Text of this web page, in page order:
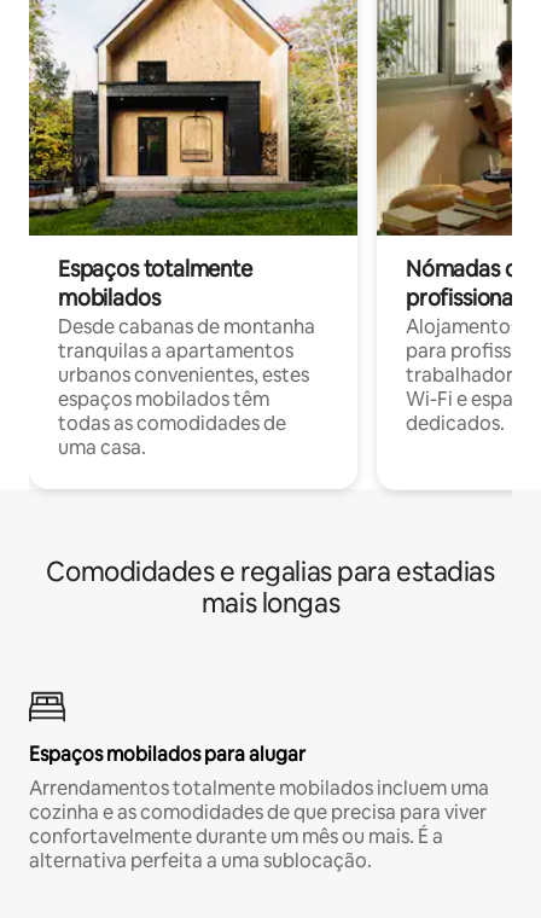
Espaços totalmente
mobilados
Desde cabanas de montanha
tranquilas a apartamentos
urbanos convenientes, estes
espaços mobilados têm
todas as comodidades de
uma casa.
Nómadas
profissionais
Alojamentos
para
trabalhadores
Wi-Fi e
dedicados.
Comodidades e regalias para estadias
mais longas
Espaços mobilados para alugar
Arrendamentos totalmente mobilados incluem uma
cozinha e as comodidades de que precisa para viver
confortavelmente durante um mês ou mais. É a
alternativa perfeita a uma sublocação.